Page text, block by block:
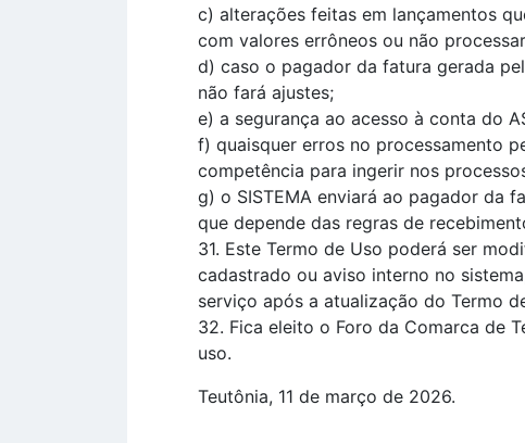
c) alterações feitas em lançamentos
com valores errôneos ou não
d) caso o pagador da fatura gerada
não fará ajustes;
e) a segurança ao acesso à conta do
f) quaisquer erros no processamento
competência para ingerir nos
g) o SISTEMA enviará ao pagador da
que depende das regras de
31. Este Termo de Uso poderá ser
cadastrado ou aviso interno no
serviço após a atualização do Termo
32. Fica eleito o Foro da Comarca de
uso.
Teutônia, 11 de março de 2026.